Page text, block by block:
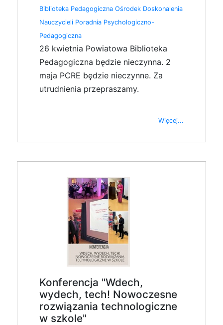
Biblioteka Pedagogiczna Ośrodek Doskonalenia
Nauczycieli Poradnia Psychologiczno-
Pedagogiczna
26 kwietnia Powiatowa Biblioteka
Pedagogiczna będzie nieczynna. 2
maja PCRE będzie nieczynne. Za
utrudnienia przepraszamy.
Więcej...
Konferencja "Wdech,
wydech, tech! Nowoczesne
rozwiązania technologiczne
w szkole"